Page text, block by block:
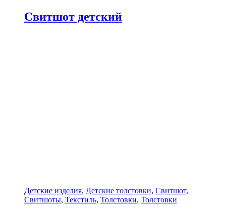
Свитшот детский
Детские изделия, Детские толстовки, Свитшот,
Свитшоты, Текстиль, Толстовки, Толстовки